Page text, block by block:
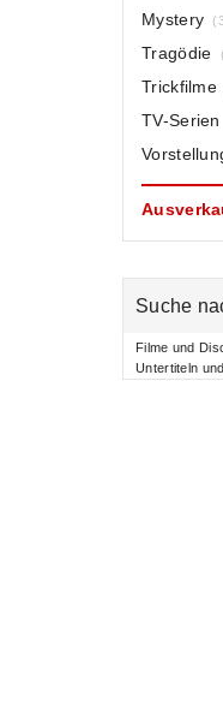
Mystery
Tragödie
Trickfilme
TV-Serien
Suche
Filme und
Untertiteln